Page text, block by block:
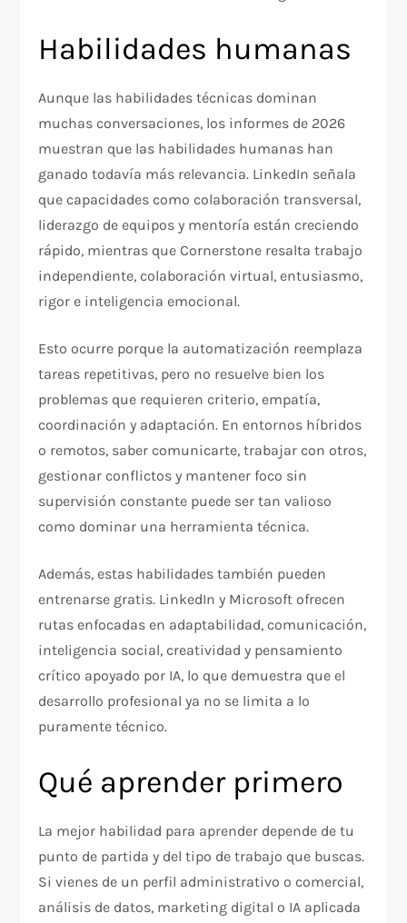
Habilidades humanas
Aunque las habilidades técnicas dominan
muchas conversaciones, los informes de 2026
muestran que las habilidades humanas han
ganado todavía más relevancia. LinkedIn señala
que capacidades como colaboración transversal,
liderazgo de equipos y mentoría están creciendo
rápido, mientras que Cornerstone resalta trabajo
independiente, colaboración virtual, entusiasmo,
rigor e inteligencia emocional.
Esto ocurre porque la automatización reemplaza
tareas repetitivas, pero no resuelve bien los
problemas que requieren criterio, empatía,
coordinación y adaptación. En entornos híbridos
o remotos, saber comunicarte, trabajar con otros,
gestionar conflictos y mantener foco sin
supervisión constante puede ser tan valioso
como dominar una herramienta técnica.
Además, estas habilidades también pueden
entrenarse gratis. LinkedIn y Microsoft ofrecen
rutas enfocadas en adaptabilidad, comunicación,
inteligencia social, creatividad y pensamiento
crítico apoyado por IA, lo que demuestra que el
desarrollo profesional ya no se limita a lo
puramente técnico.
Qué aprender primero
La mejor habilidad para aprender depende de tu
punto de partida y del tipo de trabajo que buscas.
Si vienes de un perfil administrativo o comercial,
análisis de datos, marketing digital o IA aplicada